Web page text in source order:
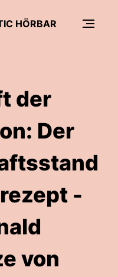
HÖRBAR
der
Der
-
von